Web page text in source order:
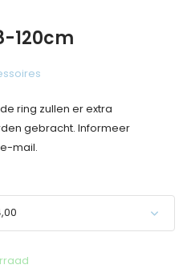
120cm
ring zullen er extra
gebracht. Informeer
mail.